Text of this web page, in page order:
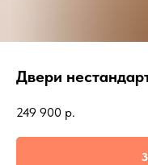
Двери
249 900 р.